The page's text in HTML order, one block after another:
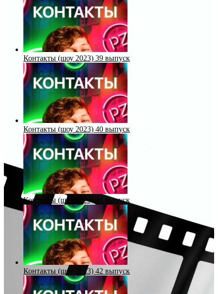
Контакты (шоу 2023) 39 выпуск
Контакты (шоу 2023) 40 выпуск
Контакты (шоу 2023) 41 выпуск
Контакты (шоу 2023) 42 выпуск